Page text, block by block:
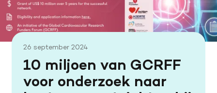
Actualiteiten
Onze missie
Contact
26 september 2024
10 miljoen van GCRFF
voor onderzoek naar